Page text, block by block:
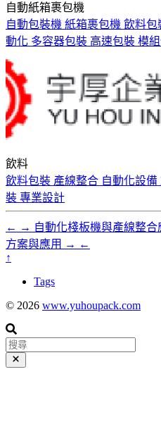
自動紙箱裹包機
自動包裝機 紙箱裹包機 飲料包
動化 多容器包裝 高速包裝 模
飲料
飲料包裝 產線整合 自動化設備
裝 專業設計
← → 自動化棧板機與產線整合
方案與應用 → ←
↑
Tags
© 2026 www.yuhoupack.com